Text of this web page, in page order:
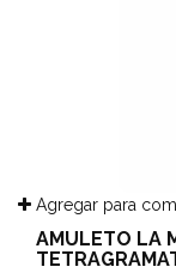
Agregar para
AMULETO LA